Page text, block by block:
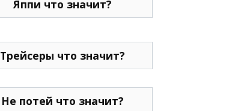
Яппи что значит?
Трейсеры что значит?
Не потей что значит?